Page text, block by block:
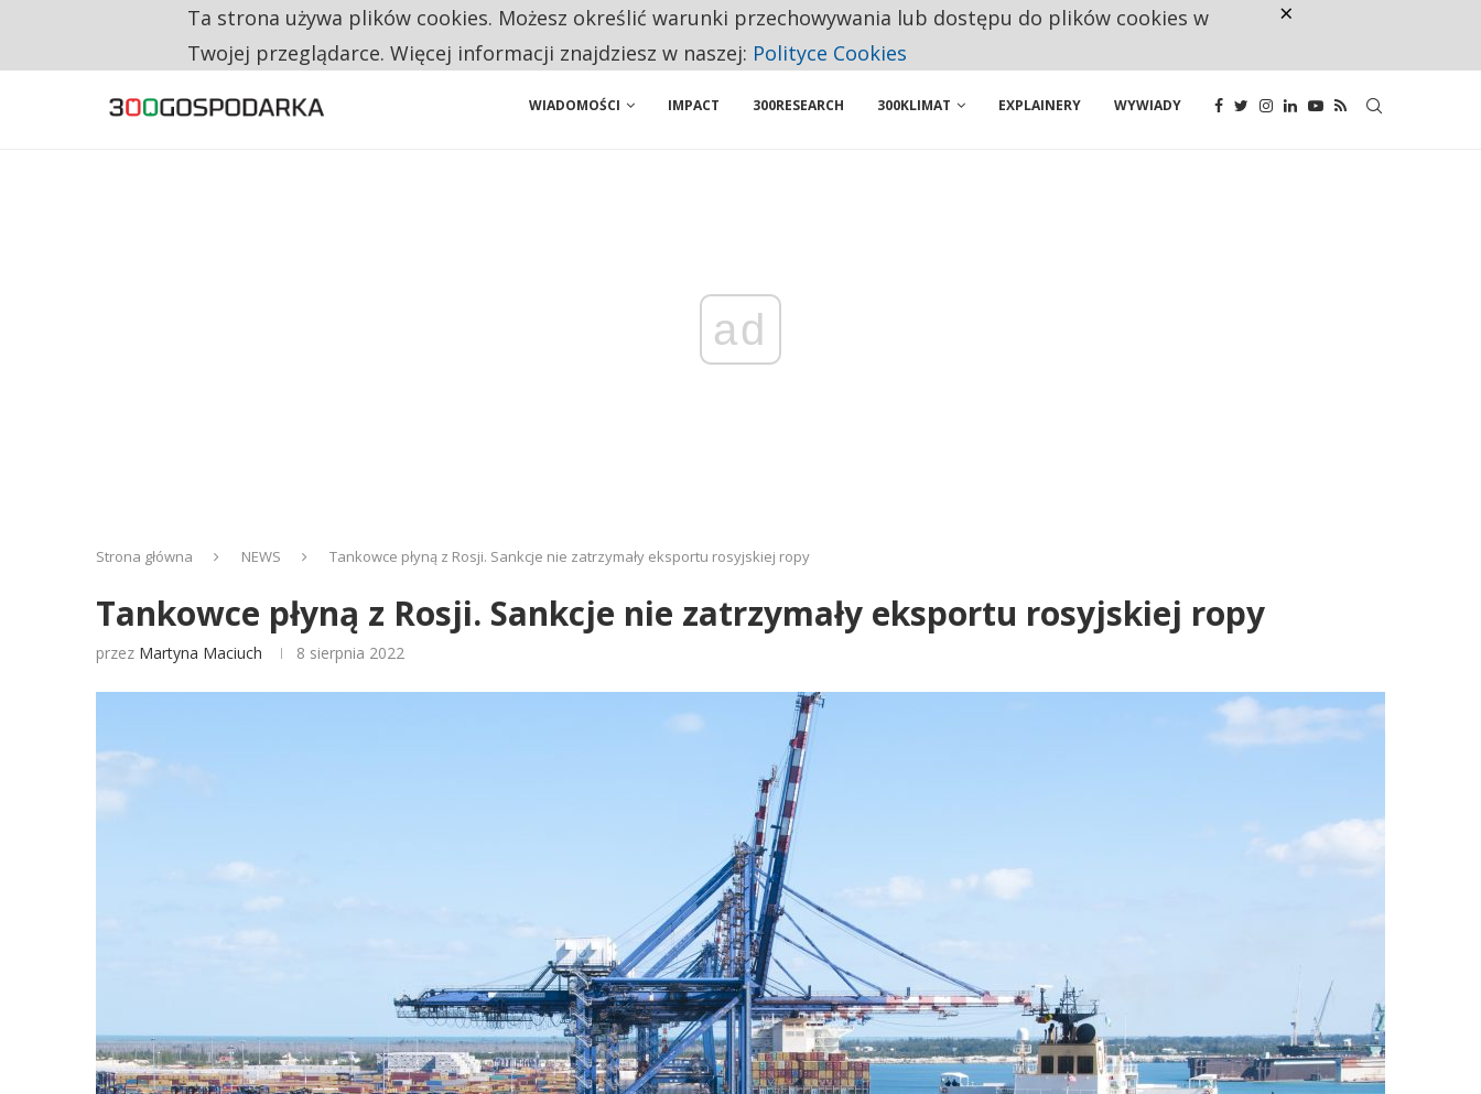
NA JEDEN WAKAT PRZYPADAJĄ 62 ZGŁOSZENIA. WIELU KANDYDATÓW NIE ROZPOCZYNA PRACY
WIADOMOŚCI IMPACT 300RESEARCH 300KLIMAT EXPLAINERY WYWIADY
ad
Strona główna NEWS Tankowce płyną z Rosji. Sankcje nie zatrzymały eksportu rosyjskiej ropy
Tankowce płyną z Rosji. Sankcje nie zatrzymały eksportu rosyjskiej ropy
przez Martyna Maciuch 8 sierpnia 2022
Ta strona używa plików cookies. Możesz określić warunki przechowywania lub dostępu do plików cookies w
Twojej przeglądarce. Więcej informacji znajdziesz w naszej: Polityce Cookies
×